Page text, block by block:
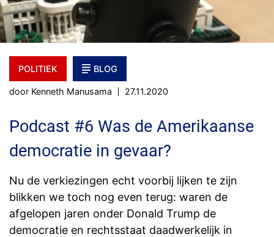
POLITIEK BLOG
door Kenneth Manusama 27.11.2020
Podcast #6 Was de Amerikaanse
democratie in gevaar?
Nu de verkiezingen echt voorbij lijken te zijn
blikken we toch nog even terug: waren de
afgelopen jaren onder Donald Trump de
democratie en rechtsstaat daadwerkelijk in